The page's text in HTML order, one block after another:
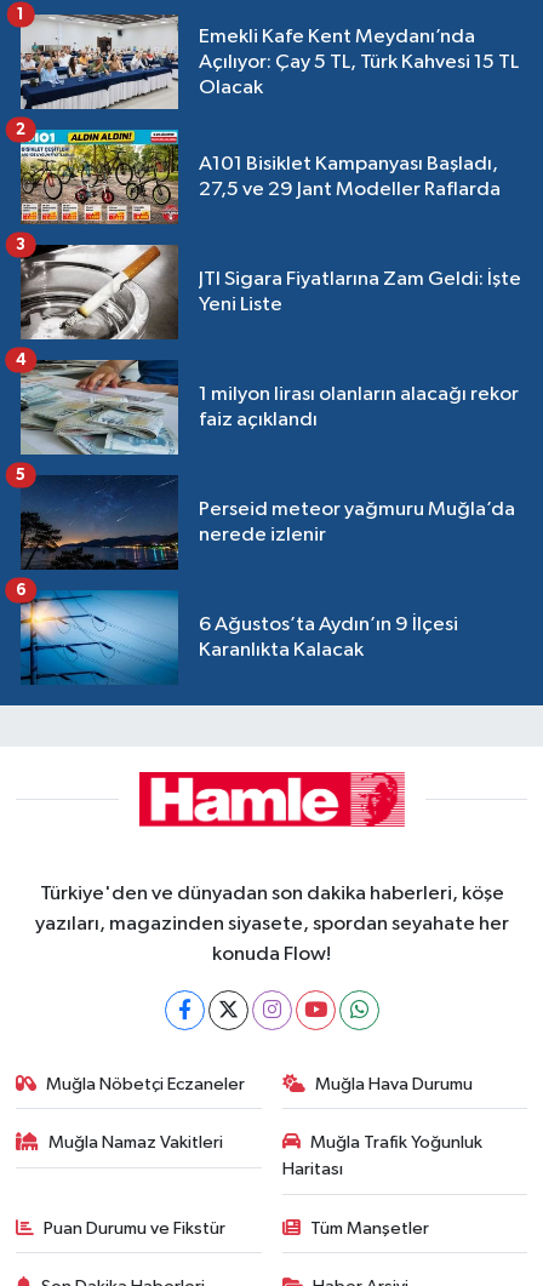
Emekli Kafe Kent Meydanı’nda
Açılıyor: Çay 5 TL, Türk Kahvesi 15 TL
Olacak
1
A101 Bisiklet Kampanyası Başladı,
27,5 ve 29 Jant Modeller Raflarda
2
JTI Sigara Fiyatlarına Zam Geldi: İşte
Yeni Liste
3
1 milyon lirası olanların alacağı rekor
faiz açıklandı
4
Perseid meteor yağmuru Muğla’da
nerede izlenir
5
6 Ağustos’ta Aydın’ın 9 İlçesi
Karanlıkta Kalacak
6
Türkiye'den ve dünyadan son dakika haberleri, köşe
yazıları, magazinden siyasete, spordan seyahate her
konuda Flow!
Muğla Nöbetçi Eczaneler Muğla Hava Durumu
Muğla Namaz Vakitleri
Muğla Trafik Yoğunluk
Haritası
Puan Durumu ve Fikstür Tüm Manşetler